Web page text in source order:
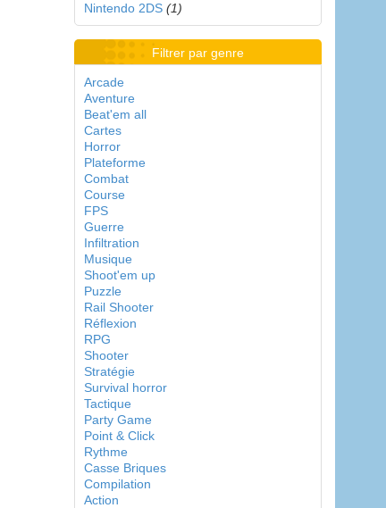
Nintendo 2DS (1)
Filtrer par genre
Arcade
Aventure
Beat'em all
Cartes
Horror
Plateforme
Combat
Course
FPS
Guerre
Infiltration
Musique
Shoot'em up
Puzzle
Rail Shooter
Réflexion
RPG
Shooter
Stratégie
Survival horror
Tactique
Party Game
Point & Click
Rythme
Casse Briques
Compilation
Action